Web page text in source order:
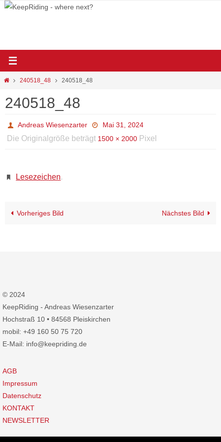
Zum
Start240518_48 240518_48
240518_48
Andreas Wiesenzarter Mai 31, 2024
Die Originalgröße beträgt 1500 × 2000 Pixel
Lesezeichen.
Vorheriges Bild Nächstes Bild
© 2024
KeepRiding - Andreas Wiesenzarter
Hochstraß 10 • 84568 Pleiskirchen
mobil: +49 160 50 75 720
E-Mail: info@keepriding.de
AGB
Impressum
Datenschutz
KONTAKT
NEWSLETTER